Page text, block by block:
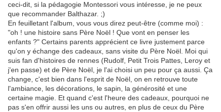
ceci-dit, si la pédagogie Montessori vous intéresse, je ne peux
que recommander Balthazar. ;)
En feuilletant l'album, vous vous direz peut-être (comme moi) :
"oh ! une histoire sans Père Noël ! Que vont en penser les
enfants ?" Certains parents apprécient ce livre justement parce
qu'on y échange des cadeaux, sans visite du Père Noël. Moi qui
suis fan d'histoires de rennes (Rudolf, Petit Trois Pattes, Leroy et
j'en passe) et de Père Noël, je l'ai choisi un peu pour ça aussi. Ça
change, c'est bien dans l'esprit de Noël, on en retrouve toute
l'ambiance, les décorations, le sapin, la générosité et une
certaine magie. Et quand c'est l'heure des cadeaux, pourquoi ne
pas s'en offrir aussi les uns ou autres, en plus de ceux du Père